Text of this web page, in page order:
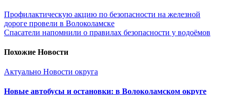
Профилактическую акцию по безопасности на железной
дороге провели в Волоколамске
Спасатели напомнили о правилах безопасности у водоёмов
Похожие Новости
Актуально Новости округа
Новые автобусы и остановки: в Волоколамском округе